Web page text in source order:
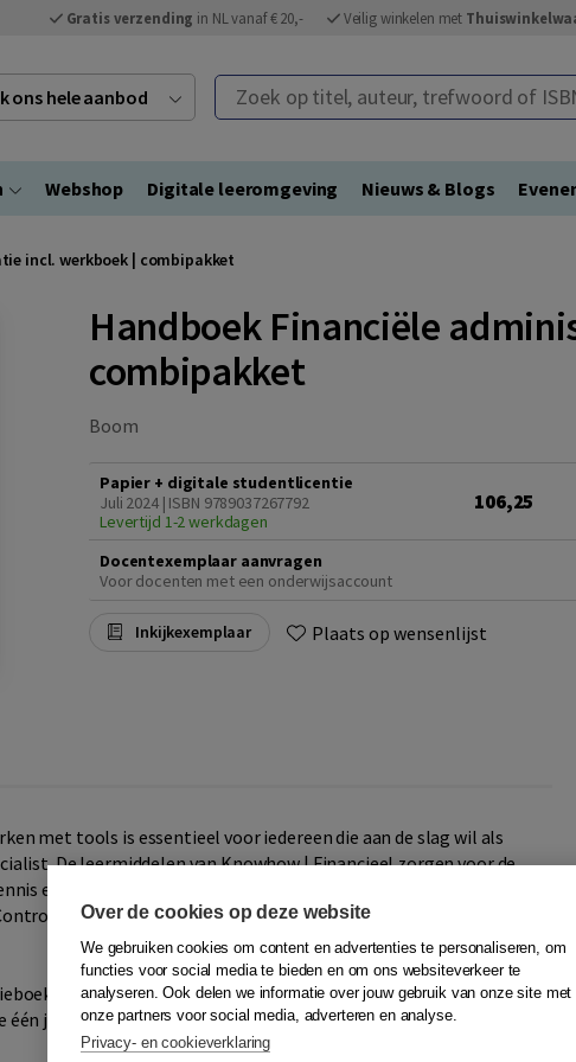
Gratis verzending in NL vanaf € 20,- Veilig winkelen met
ons hele aanbod Zoek op titel, auteur, trefwoord of ISBN
Webshop Digitale leeromgeving Nieuws & Blogs
incl. werkboek | combipakket
Handboek Financiële
combipakket
Boom
Papier + digitale studentlicentie
Juli 2024 | ISBN 9789037267792
Levertijd 1-2 werkdagen
106,25
Docentexemplaar aanvragen
Voor docenten met een onderwijsaccount
Inkijkexemplaar Plaats op wensenlijst
met tools is essentieel voor iedereen die aan de slag wil als
De leermiddelen van Knowhow | Financieel zorgen voor de
en kunnen werken met tools. Knowhow | Financieel bereidt
Specialist examens van Stichting Praktijkleren.
werkboek en een licentie die toegang geeft tot de digitale
één jaar en kan kosteloos verlengd worden.
Over de cookies op deze website
We gebruiken cookies om content en advertenties te personaliseren, om
functies voor social media te bieden en om ons websiteverkeer te
analyseren. Ook delen we informatie over jouw gebruik van onze site met
onze partners voor social media, adverteren en analyse.
Privacy- en cookieverklaring